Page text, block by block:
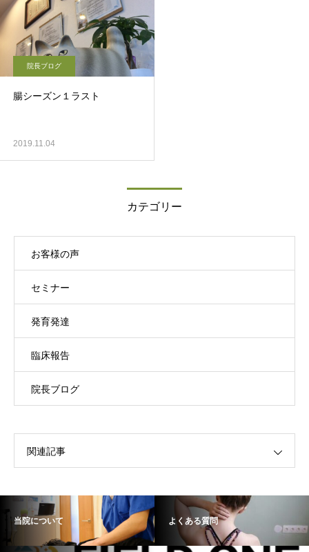
院長ブログ
腸シーズン１ラスト
2019.11.04
カテゴリー
お客様の声
セミナー
発育発達
臨床報告
院長ブログ
関連記事
当院について よくある質問